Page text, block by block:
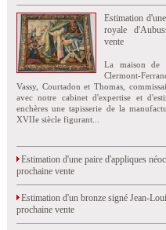
Estimation
royale
vente
La maison de
Clermont-
Vassy, Courtadon et Thomas,
avec notre cabinet d'expertise et
enchères une tapisserie de la
XVIIe siècle figurant...
Estimation d'une paire d'appliques
prochaine vente
Estimation d'un bronze signé Jean-
prochaine vente